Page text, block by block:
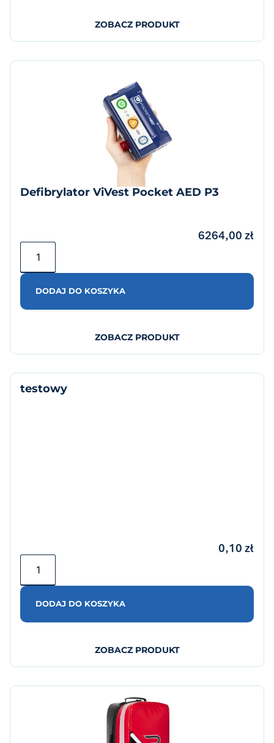
ZOBACZ PRODUKT
Defibrylator ViVest Pocket AED P3
6264,00 zł
DODAJ DO KOSZYKA
ZOBACZ PRODUKT
testowy
0,10 zł
DODAJ DO KOSZYKA
ZOBACZ PRODUKT